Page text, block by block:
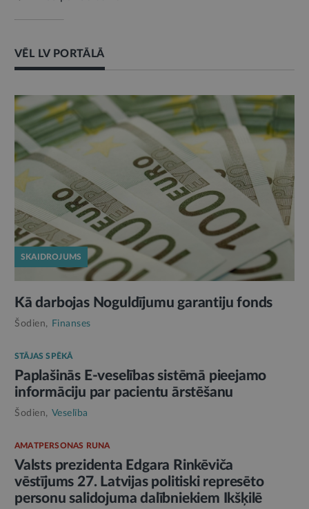
VĒL LV PORTĀLĀ
SKAIDROJUMS
Kā darbojas Noguldījumu garantiju fonds
Šodien, Finanses
STĀJAS SPĒKĀ
Paplašinās E-veselības sistēmā pieejamo
informāciju par pacientu ārstēšanu
Šodien, Veselība
AMATPERSONAS RUNA
Valsts prezidenta Edgara Rinkēviča
vēstījums 27. Latvijas politiski represēto
personu salidojuma dalībniekiem Ikšķilē